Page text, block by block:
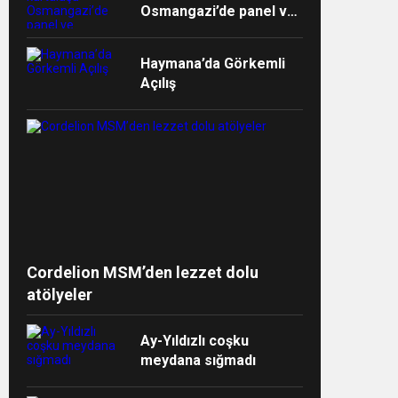
Osmangazi’de panel ve
Haymana’da Görkemli
Açılış
Cordelion MSM’den lezzet dolu
atölyeler
Ay-Yıldızlı coşku
meydana sığmadı